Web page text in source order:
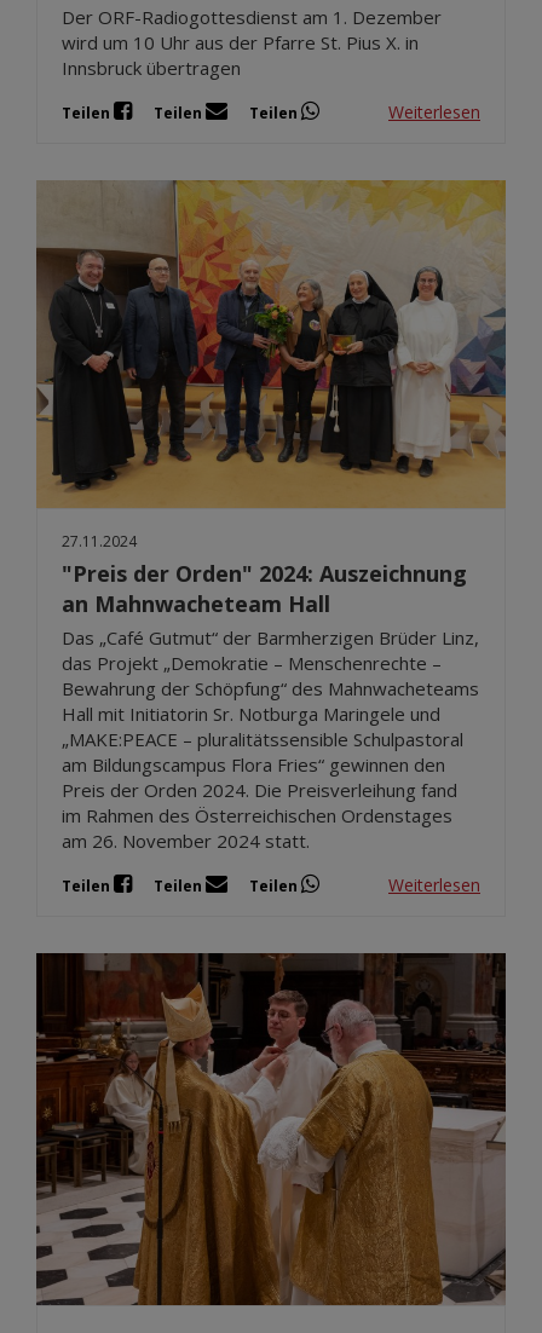
Der ORF-Radiogottesdienst am 1. Dezember
wird um 10 Uhr aus der Pfarre St. Pius X. in
Innsbruck übertragen
Teilen Teilen Teilen Weiterlesen
27.11.2024
"Preis der Orden" 2024: Auszeichnung
an Mahnwacheteam Hall
Das „Café Gutmut“ der Barmherzigen Brüder Linz,
das Projekt „Demokratie – Menschenrechte –
Bewahrung der Schöpfung“ des Mahnwacheteams
Hall mit Initiatorin Sr. Notburga Maringele und
„MAKE:PEACE – pluralitätssensible Schulpastoral
am Bildungscampus Flora Fries“ gewinnen den
Preis der Orden 2024. Die Preisverleihung fand
im Rahmen des Österreichischen Ordenstages
am 26. November 2024 statt.
Teilen Teilen Teilen Weiterlesen